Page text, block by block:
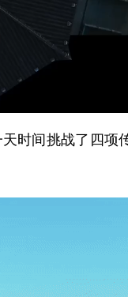
间挑战了四项